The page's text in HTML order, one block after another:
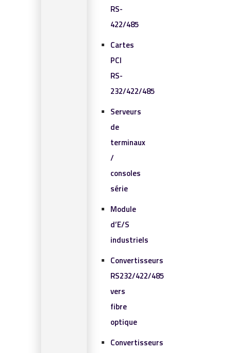
RS-
422/485
Cartes
PCI
RS-
232/422/485
Serveurs
de
terminaux
/
consoles
série
Module
d’E/S
industriels
Convertisseurs
RS232/422/485
vers
fibre
optique
Convertisseurs